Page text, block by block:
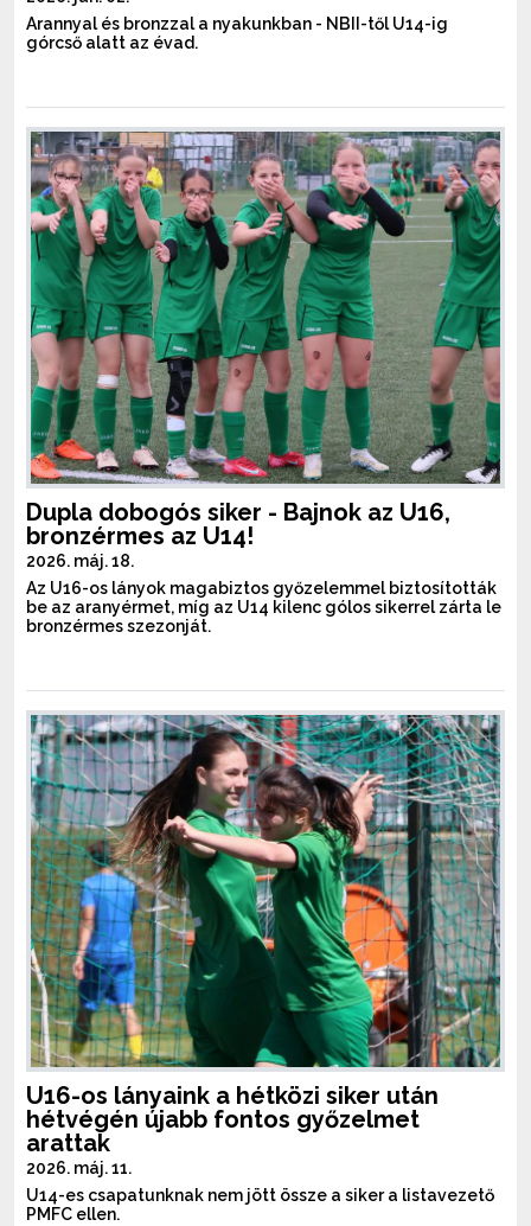
Arannyal és bronzzal a nyakunkban - NBII-től U14-ig
górcső alatt az évad.
Dupla dobogós siker - Bajnok az U16,
bronzérmes az U14!
2026. máj. 18.
Az U16-os lányok magabiztos győzelemmel biztosították
be az aranyérmet, míg az U14 kilenc gólos sikerrel zárta le
bronzérmes szezonját.
U16-os lányaink a hétközi siker után
hétvégén újabb fontos győzelmet
arattak
2026. máj. 11.
U14-es csapatunknak nem jött össze a siker a listavezető
PMFC ellen.